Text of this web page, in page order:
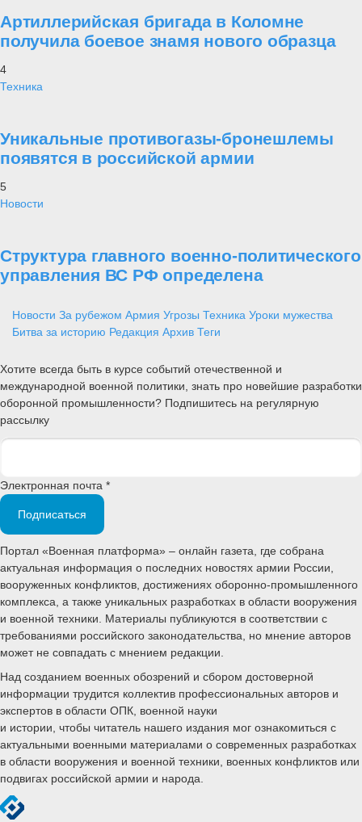
Артиллерийская бригада в Коломне
получила боевое знамя нового образца
4
Техника
Уникальные противогазы-бронешлемы
появятся в российской армии
5
Новости
Структура главного военно-политического
управления ВС РФ определена
Новости За рубежом Армия Угрозы Техника Уроки мужества
Битва за историю Редакция Архив Теги
Хотите всегда быть в курсе событий отечественной и
международной военной политики, знать про новейшие разработки
оборонной промышленности? Подпишитесь на регулярную
рассылку
Электронная почта *
Подписаться
Портал «Военная платформа» – онлайн газета, где собрана
актуальная информация о последних новостях армии России,
вооруженных конфликтов, достижениях оборонно-промышленного
комплекса, а также уникальных разработках в области вооружения
и военной техники. Материалы публикуются в соответствии с
требованиями российского законодательства, но мнение авторов
может не совпадать с мнением редакции.
Над созданием военных обозрений и сбором достоверной
информации трудится коллектив профессиональных авторов и
экспертов в области ОПК, военной науки
и истории, чтобы читатель нашего издания мог ознакомиться с
актуальными военными материалами о современных разработках
в области вооружения и военной техники, военных конфликтов или
подвигах российской армии и народа.